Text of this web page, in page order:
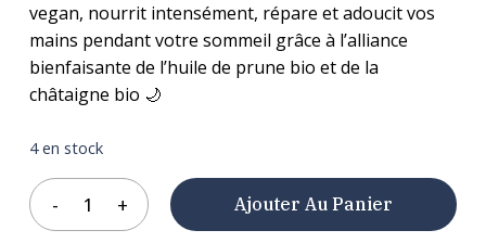
vegan, nourrit intensément, répare et adoucit vos
mains pendant votre sommeil grâce à l’alliance
bienfaisante de l’huile de prune bio et de la
châtaigne bio 🌙
4 en stock
Ajouter Au Panier